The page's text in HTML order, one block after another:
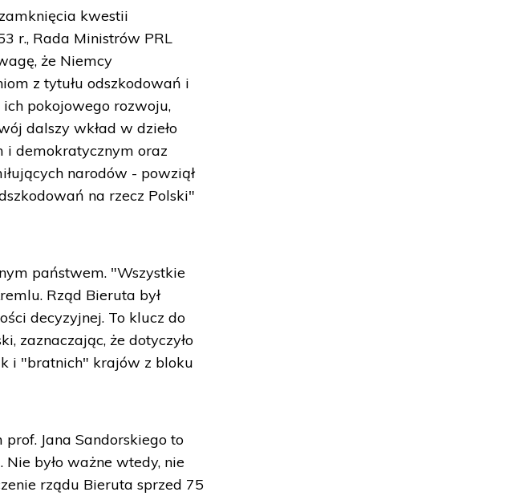
kwestii
r., Rada Ministrów PRL
że Niemcy
z tytułu odszkodowań i
pokojowego rozwoju,
dalszy wkład w dzieło
demokratycznym oraz
narodów - powziął
na rzecz Polski"
państwem. "Wszystkie
Rząd Bieruta był
decyzyjnej. To klucz do
zaznaczając, że dotyczyło
i "bratnich" krajów z bloku
Jana Sandorskiego to
było ważne wtedy, nie
rządu Bieruta sprzed 75